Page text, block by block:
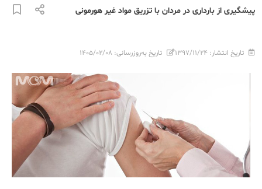
پیشگیری از بارداری در مردان با تزریق مواد غیر هورمونی
تاریخ انتشار: ۱۳۹۷/۱۱/۲۴ تاریخ به‌روزرسانی: ۱۴۰۵/۰۲/۰۸